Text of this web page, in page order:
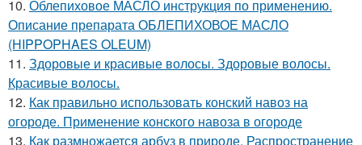
10. Облепиховое МАСЛО инструкция по применению.
Описание препарата ОБЛЕПИХОВОЕ МАСЛО
(HIPPOPHAES OLEUM)
11. Здоровые и красивые волосы. Здоровые волосы.
Красивые волосы.
12. Как правильно использовать конский навоз на
огороде. Применение конского навоза в огороде
13. Как размножается арбуз в природе. Распространение